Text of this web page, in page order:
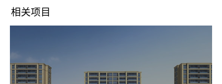
相关项目